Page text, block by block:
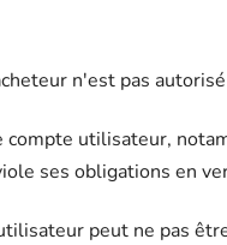
n'est pas
utilisateur,
ses obligations en
peut ne pas